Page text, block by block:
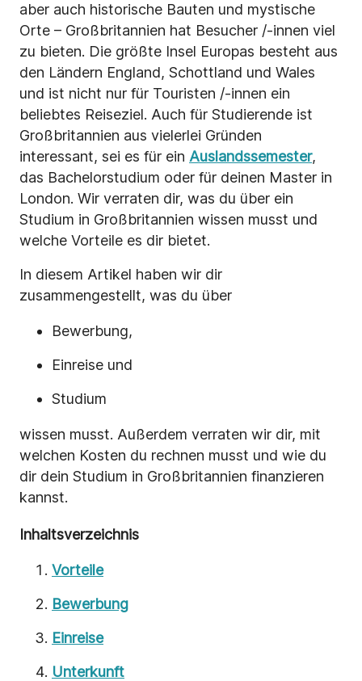
aber auch historische Bauten und mystische
Orte – Großbritannien hat Besucher /-innen viel
zu bieten. Die größte Insel Europas besteht aus
den Ländern England, Schottland und Wales
und ist nicht nur für Touristen /-innen ein
beliebtes Reiseziel. Auch für Studierende ist
Großbritannien aus vielerlei Gründen
interessant, sei es für ein Auslandssemester,
das Bachelorstudium oder für deinen Master in
London. Wir verraten dir, was du über ein
Studium in Großbritannien wissen musst und
welche Vorteile es dir bietet.
In diesem Artikel haben wir dir
zusammengestellt, was du über
Bewerbung,
Einreise und
Studium
wissen musst. Außerdem verraten wir dir, mit
welchen Kosten du rechnen musst und wie du
dir dein Studium in Großbritannien finanzieren
kannst.
Inhaltsverzeichnis
Vorteile
Bewerbung
Einreise
Unterkunft